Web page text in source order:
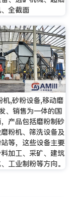
全截面
机,砂粉设备,移动磨
、销售为一体的国
产品包括磨粉制砂
粉机、筛洗设备及
等，这些设备主要
加工、采矿、建筑
工业制粉等方向。